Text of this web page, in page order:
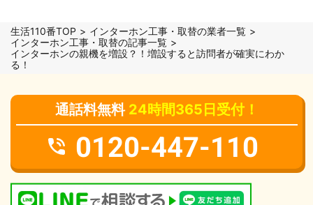
生活110番TOP
インターホン工事・取替の業者一覧
インターホン工事・取替の記事一覧
インターホンの親機を増設？！増設すると訪問者が確実にわか
る！
通話料無料 24時間365日受付！
0120-447-110